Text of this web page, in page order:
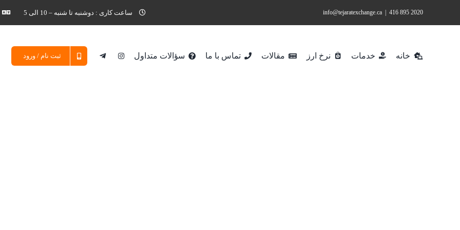
2020 895 416
info@tejaratexchange.ca ساعت کاری : دوشنبه تا شنبه – 10 الی 5
خانه خدمات نرخ ارز مقالات تماس با ما سؤالات متداول ثبت نام / ورود